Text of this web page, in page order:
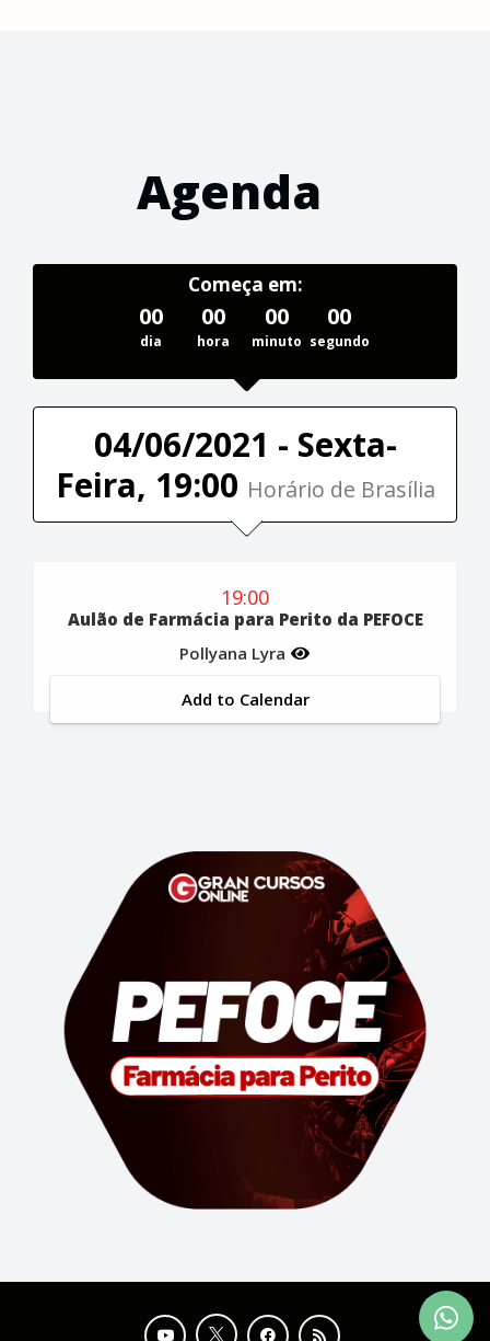
Agenda
Começa em:
00
dia
00
hora
00
minuto
00
segundo
04/06/2021 - Sexta-
Feira, 19:00 Horário de Brasília
19:00
Aulão de Farmácia para Perito da PEFOCE
Pollyana Lyra
Add to Calendar